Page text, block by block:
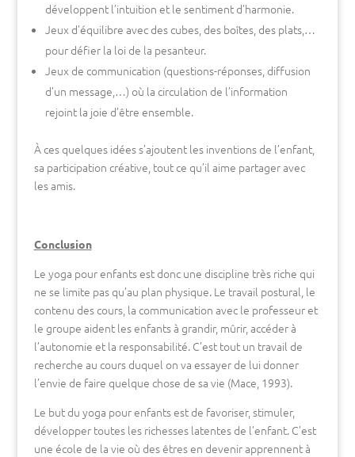
développent l’intuition et le sentiment d’harmonie.
Jeux d’équilibre avec des cubes, des boîtes, des plats,…
pour défier la loi de la pesanteur.
Jeux de communication (questions-réponses, diffusion
d’un message,…) où la circulation de l’information
rejoint la joie d’être ensemble.
À ces quelques idées s’ajoutent les inventions de l’enfant,
sa participation créative, tout ce qu’il aime partager avec
les amis.
Conclusion
Le yoga pour enfants est donc une discipline très riche qui
ne se limite pas qu’au plan physique. Le travail postural, le
contenu des cours, la communication avec le professeur et
le groupe aident les enfants à grandir, mûrir, accéder à
l’autonomie et la responsabilité. C’est tout un travail de
recherche au cours duquel on va essayer de lui donner
l’envie de faire quelque chose de sa vie (Mace, 1993).
Le but du yoga pour enfants est de favoriser, stimuler,
développer toutes les richesses latentes de l’enfant. C’est
une école de la vie où des êtres en devenir apprennent à